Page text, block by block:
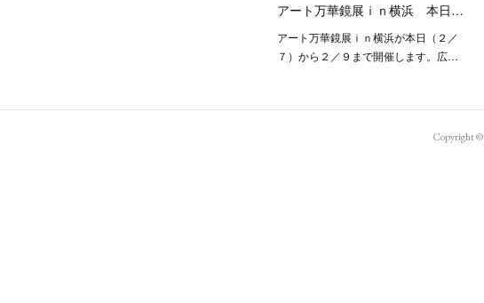
アート万華鏡展ｉｎ横浜 本日…
アート万華鏡展ｉｎ横浜が本日（２／
７）から２／９まで開催します。広…
Copyright ©